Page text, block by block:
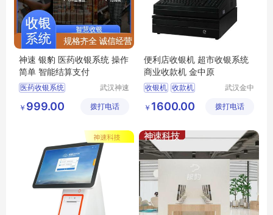
神速 银豹 医药收银系统 操作
简单 智能结算支付
医药收银系统
收银系统
武汉神速
公司
￥ 999.00 拨打电话
便利店收银机 超市收银系统
商业收款机 金中原
收银机 收款机
商业收款机
武汉金中
限公司
￥ 1600.00 拨打电话